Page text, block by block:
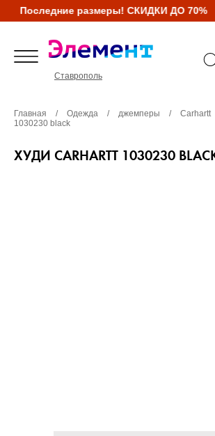
Последние размеры! СКИДКИ ДО 70%
Ставрополь
Главная / Одежда / джемперы / Carhartt
1030230 black
ХУДИ CARHARTT 1030230